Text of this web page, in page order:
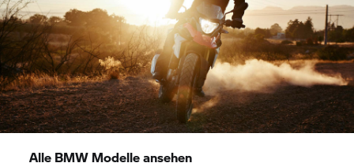
Alle BMW Modelle ansehen